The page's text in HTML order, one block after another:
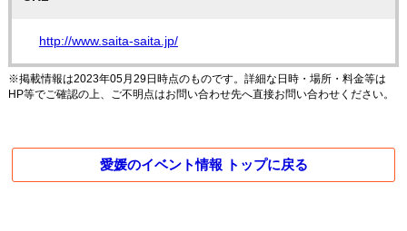
http://www.saita-saita.jp/
※掲載情報は2023年05月29日時点のものです。詳細な日時・場所・料金等は
HP等でご確認の上、ご不明点はお問い合わせ先へ直接お問い合わせください。
愛媛のイベント情報 トップに戻る